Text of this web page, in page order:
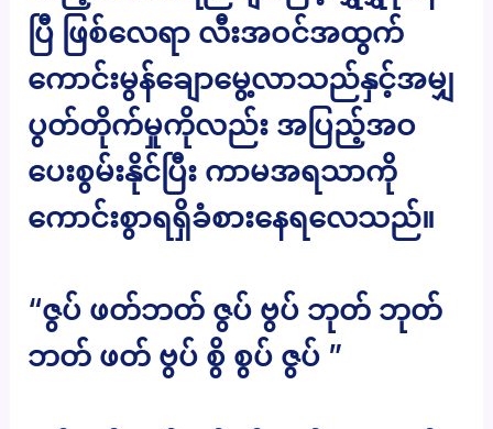
ပြီ ဖြစ်လေရာ လီးအဝင်အထွက်
ကောင်းမွန်ချောမွေ့လာသည်နှင့်အမျှ
ပွတ်တိုက်မှုကိုလည်း အပြည့်အဝ
ပေးစွမ်းနိုင်ပြီး ကာမအရသာကို
ကောင်းစွာရရှိခံစားနေရလေသည်။
“ဇွပ် ဖတ်ဘတ် ဇွပ် ဗွပ် ဘုတ် ဘုတ်
ဘတ် ဖတ် ဗွပ် စွိ စွပ် ဇွပ် ”